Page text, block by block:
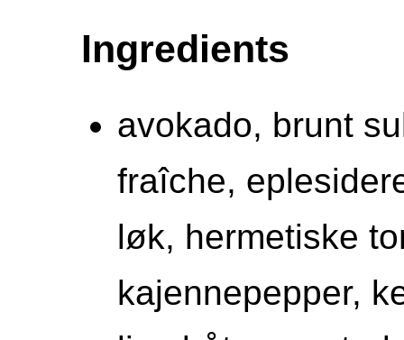
Ingredients
avokado, brunt
fraîche,
løk, hermetiske
kajennepepper,